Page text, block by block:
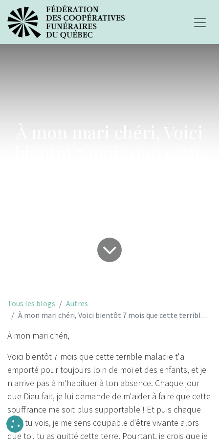
Tous les blogs
Autres
À mon mari chéri, Voici bientôt 7 mois que cette terrible maladie t'a emporté...
À mon mari chéri,
Voici bientôt 7 mois que cette terrible maladie t'a
emporté pour toujours loin de moi et des enfants, et je
n'arrive pas à m'habituer à ton absence. Chaque jour
que Dieu fait, je lui demande de m'aider à faire que cette
souffrance me soit plus supportable ! Et puis chaque
jour, tu vois, je me sens coupable d'être vivante alors
que toi, tu as quitté cette terre. Pourtant, je crois que je